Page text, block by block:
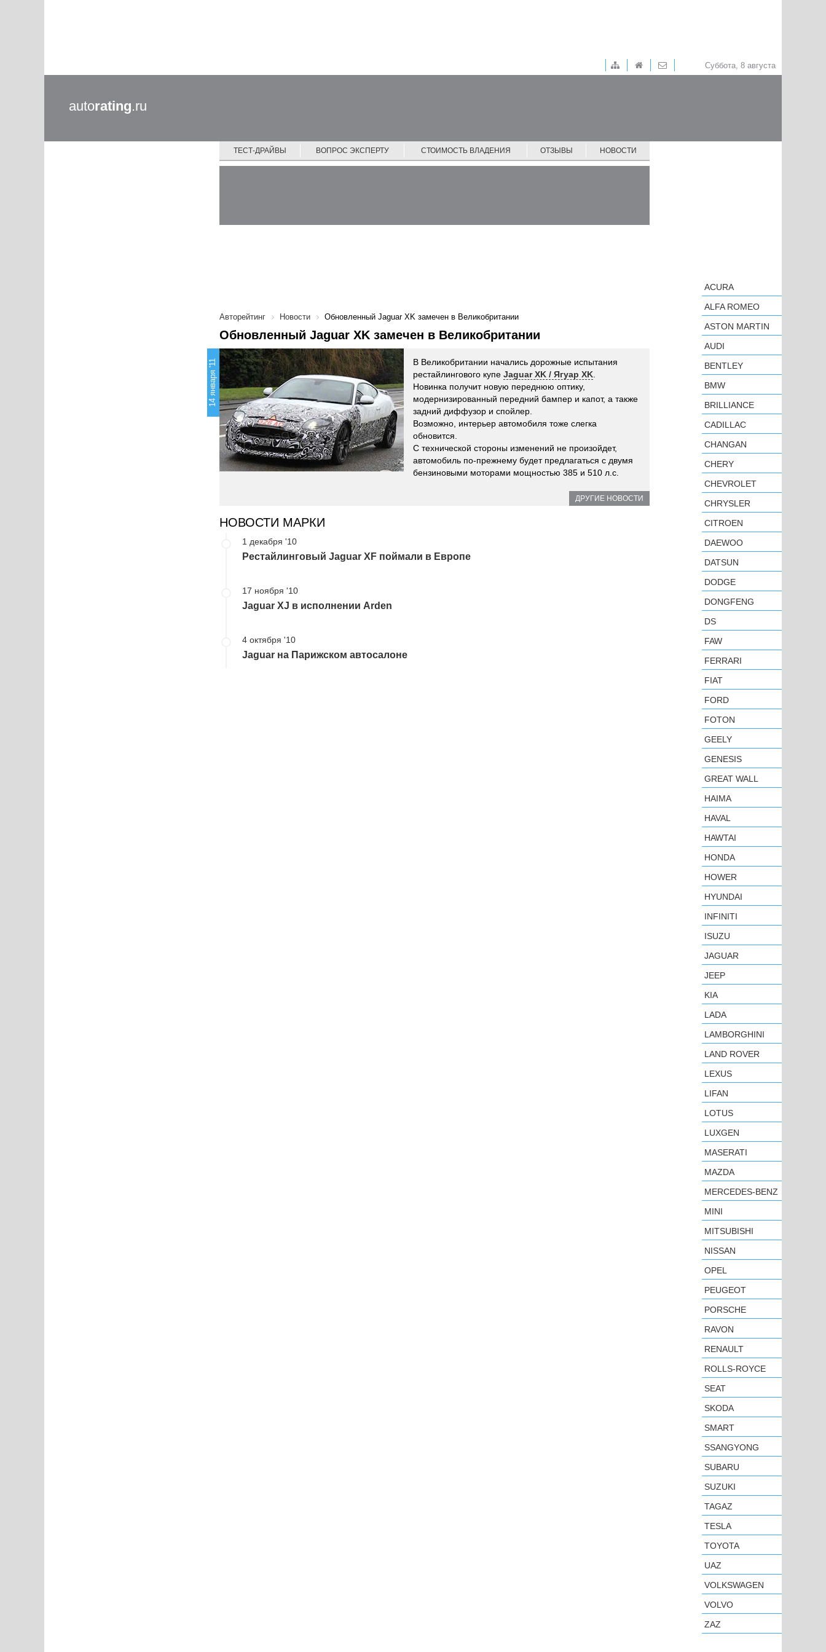
Суббота, 8 августа
autorating.ru
ТЕСТ-ДРАЙВЫ ВОПРОС ЭКСПЕРТУ СТОИМОСТЬ ВЛАДЕНИЯ ОТЗЫВЫ НОВОСТИ
Авторейтинг Новости Обновленный Jaguar XK замечен в Великобритании
Обновленный Jaguar XK замечен в Великобритании
14 января '11
В Великобритании начались дорожные испытания
рестайлингового купе Jaguar XK / Ягуар XK
Новинка получит новую переднюю оптику,
модернизированный передний бампер и капот, а также
задний диффузор и спойлер.
Возможно, интерьер автомобиля тоже слегка
обновится.
С технической стороны изменений не произойдет,
автомобиль по-прежнему будет предлагаться с двумя
бензиновыми моторами мощностью 385 и 510 л.с.
ДРУГИЕ НОВОСТИ
НОВОСТИ МАРКИ
1 декабря '10
Рестайлинговый Jaguar XF поймали в Европе
17 ноября '10
Jaguar XJ в исполнении Arden
4 октября '10
Jaguar на Парижском автосалоне
ACURA
ALFA ROMEO
ASTON MARTIN
AUDI
BENTLEY
BMW
BRILLIANCE
CADILLAC
CHANGAN
CHERY
CHEVROLET
CHRYSLER
CITROEN
DAEWOO
DATSUN
DODGE
DONGFENG
DS
FAW
FERRARI
FIAT
FORD
FOTON
GEELY
GENESIS
GREAT WALL
HAIMA
HAVAL
HAWTAI
HONDA
HOWER
HYUNDAI
INFINITI
ISUZU
JAGUAR
JEEP
KIA
LADA
LAMBORGHINI
LAND ROVER
LEXUS
LIFAN
LOTUS
LUXGEN
MASERATI
MAZDA
MERCEDES-BENZ
MINI
MITSUBISHI
NISSAN
OPEL
PEUGEOT
PORSCHE
RAVON
RENAULT
ROLLS-ROYCE
SEAT
SKODA
SMART
SSANGYONG
SUBARU
SUZUKI
TAGAZ
TESLA
TOYOTA
UAZ
VOLKSWAGEN
VOLVO
ZAZ